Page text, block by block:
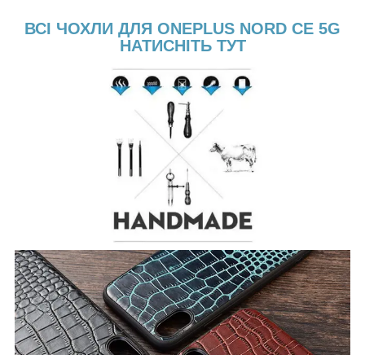
ВСІ ЧОХЛИ ДЛЯ ONEPLUS NORD CE 5G
НАТИСНІТЬ ТУТ